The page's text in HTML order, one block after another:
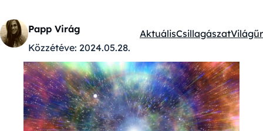
Papp Virág
Közzétéve: 2024.05.28.
Kategóriák:
AktuálisCsillagászatVilágűr